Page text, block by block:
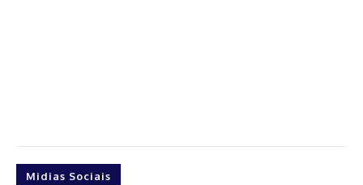
Midias Sociais